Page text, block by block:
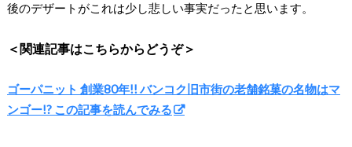
後のデザートがこれは少し悲しい事実だったと思います。
＜関連記事はこちらからどうぞ＞
ゴーパニット 創業80年!! バンコク旧市街の老舗銘菓の名物はマ
ンゴー!? この記事を読んでみる